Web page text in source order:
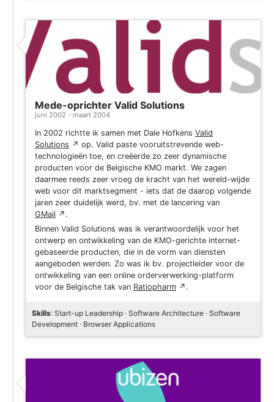
Mede-oprichter Valid Solutions
juni 2002 - maart 2004
In 2002 richtte ik samen met Dale Hofkens Valid
Solutions ↗ op. Valid paste vooruitstrevende web-
technologieën toe, en creëerde zo zeer dynamische
producten voor de Belgische KMO markt. We zagen
daarmee reeds zeer vroeg de kracht van het wereld-wijde
web voor dit marktsegment - iets dat de daarop volgende
jaren zeer duidelijk werd, bv. met de lancering van
GMail ↗ .
Binnen Valid Solutions was ik verantwoordelijk voor het
ontwerp en ontwikkeling van de KMO-gerichte internet-
gebaseerde producten, die in de vorm van diensten
aangeboden werden. Zo was ik bv. projectleider voor de
ontwikkeling van een online orderverwerking-platform
voor de Belgische tak van Ratiopharm ↗ .
Skills: Start-up Leadership · Software Architecture · Software
Development · Browser Applications